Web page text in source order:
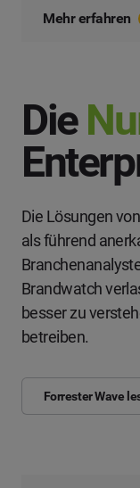
Mehr erfahren
Die
Die Lösungen
als führend
Brandwatch
besser zu
betreiben.
Forrester Wave